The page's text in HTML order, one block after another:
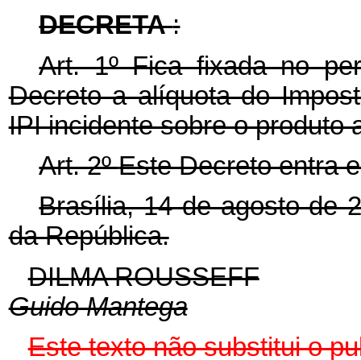
DECRETA:
Art. 1º Fica fixada no
Decreto a alíquota do
IPI incidente sobre o produto
Art. 2ºEste Decreto entra
Brasília, 14 de agosto de
da República.
DILMA ROUSSEFF
Guido Mantega
Este texto não substitui o